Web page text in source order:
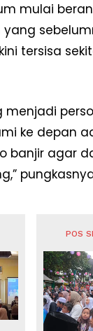
mulai
yang
tersisa
menjadi
ke depan
banjir agar
POS